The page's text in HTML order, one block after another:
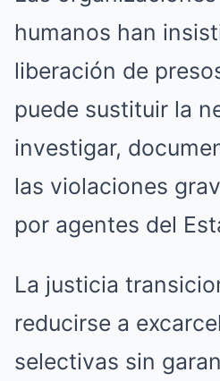
humanos han
liberación de
puede sustituir la
investigar,
las violaciones
por agentes del
La justicia
reducirse a
selectivas sin